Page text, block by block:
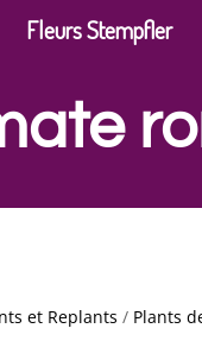
et Replants / Plants
Fleurs Stempfler